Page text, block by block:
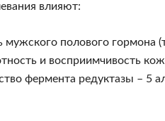
влияют:
мужского полового гормона
и восприимчивость
фермента редуктазы – 5